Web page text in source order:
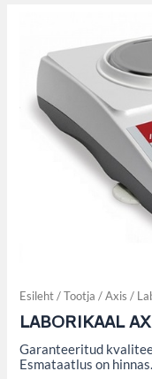
Esileht/Tootja /Axis /
LABORIKAAL
Garanteeritud
Esmataatlus on hinnas.
AKA220
kogus